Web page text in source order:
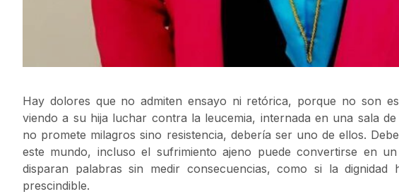
Hay dolores que no admiten ensayo ni retórica, porque no son
viendo a su hija luchar contra la leucemia, internada en una sala
no promete milagros sino resistencia, debería ser uno de ellos.
este mundo, incluso el sufrimiento ajeno puede convertirse en
disparan palabras sin medir consecuencias, como si la
prescindible.